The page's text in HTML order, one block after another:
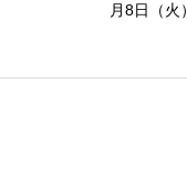
月8日（火